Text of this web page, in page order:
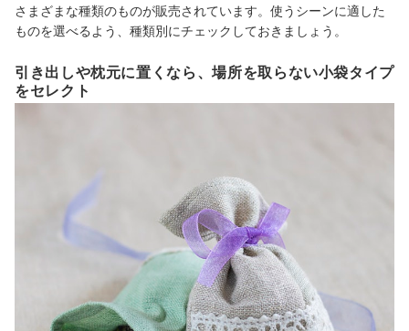
さまざまな種類のものが販売されています。使うシーンに適した
ものを選べるよう、種類別にチェックしておきましょう。
引き出しや枕元に置くなら、場所を取らない小袋タイプ
をセレクト